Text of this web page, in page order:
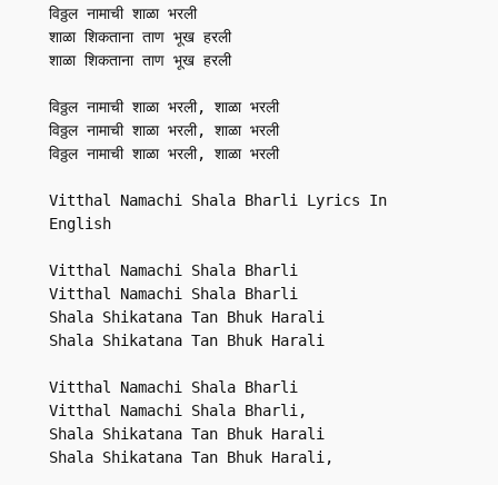
विठ्ठल नामाची शाळा भरली
शाळा शिकताना ताण भूख हरली
शाळा शिकताना ताण भूख हरली
विठ्ठल नामाची शाळा भरली, शाळा भरली
विठ्ठल नामाची शाळा भरली, शाळा भरली
विठ्ठल नामाची शाळा भरली, शाळा भरली
Vitthal Namachi Shala Bharli Lyrics In
English
Vitthal Namachi Shala Bharli
Vitthal Namachi Shala Bharli
Shala Shikatana Tan Bhuk Harali
Shala Shikatana Tan Bhuk Harali
Vitthal Namachi Shala Bharli
Vitthal Namachi Shala Bharli,
Shala Shikatana Tan Bhuk Harali
Shala Shikatana Tan Bhuk Harali,